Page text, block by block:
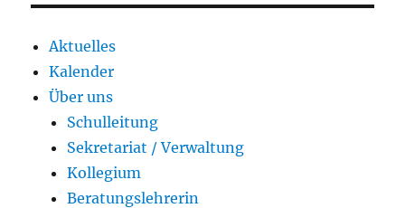
Aktuelles
Kalender
Über uns
Schulleitung
Sekretariat / Verwaltung
Kollegium
Beratungslehrerin